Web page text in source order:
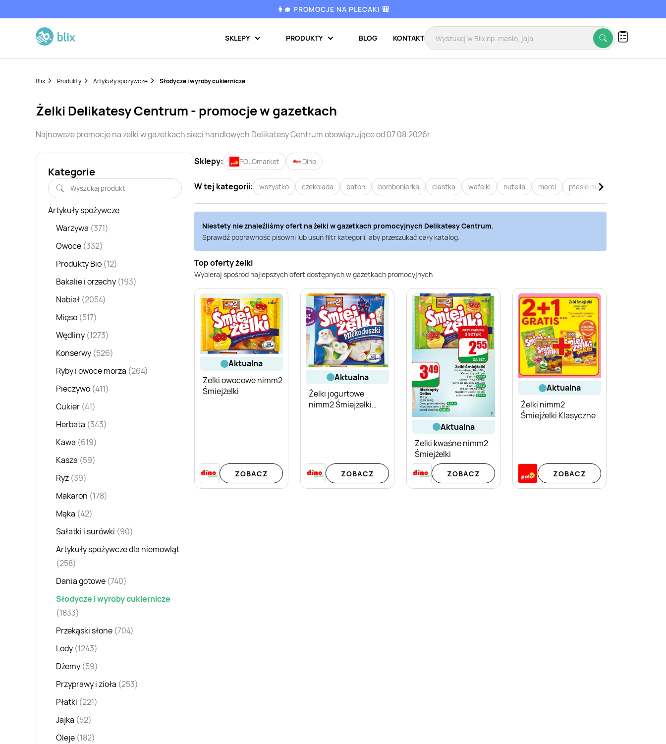
👩‍🎓 PROMOCJE NA PLECAKI 🎒
SKLEPY PRODUKTY BLOG KONTAKT
Blix Produkty Artykuły spożywcze Słodycze i wyroby cukiernicze
żelki Delikatesy Centrum - promocje w gazetkach
Najnowsze promocje nażelkiw gazetkach sieci handlowych Delikatesy Centrumobowiązujące od 07.08.2026r.
Kategorie
Artykuły spożywcze
Warzywa (371)
Owoce (332)
Produkty Bio (12)
Bakalie i orzechy (193)
Nabiał (2054)
Mięso (517)
Wędliny (1273)
Konserwy (526)
Ryby i owoce morza (264)
Pieczywo (411)
Cukier (41)
Herbata (343)
Kawa (619)
Kasza (59)
Ryż (39)
Makaron (178)
Mąka (42)
Sałatki i surówki (90)
Artykuły spożywcze dla niemowląt
(258)
Dania gotowe (740)
Słodycze i wyroby cukiernicze
(1833)
Przekąski słone (704)
Lody (1243)
Dżemy (59)
Przyprawy i zioła (253)
Płatki (221)
Jajka (52)
Oleje (182)
Sklepy: POLOmarket Dino
W tej kategorii: wszystko czekolada baton bombonierka ciastka wafelki nutella merci ptasie mleczko
Niestety nie znaleźliśmy ofert nażelki w gazetkach promocyjnych Delikatesy Centrum.
Sprawdź poprawność pisowni lub usuń filtr kategorii, aby przeszukać cały katalog.
Top oferty żelki
Wybieraj spośród najlepszych ofert dostępnych w gazetkach promocyjnych
aktualna
Żelki owocowe nimm2
Śmiejżelki
ZOBACZ
aktualna
Żelki jogurtowe
nimm2 Śmiejżelki
ZOBACZ
aktualna
Żelki kwaśne nimm2
Śmiejżelki
ZOBACZ
aktualna
Żelki nimm2
Śmiejżelki Klasyczne
ZOBACZ